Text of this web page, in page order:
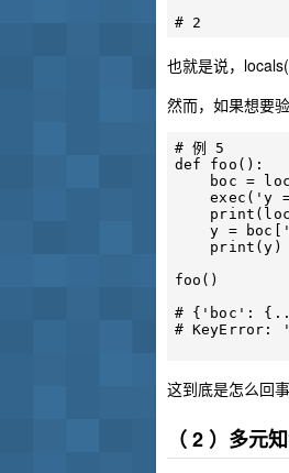
也就是说，
然而，如果想要
# 例 5
def foo():
    exec('y = 1 + 1')
    y = boc['y']
foo()
# {'boc':
# KeyError:
这到底是怎么回事
（ 2 ）多元